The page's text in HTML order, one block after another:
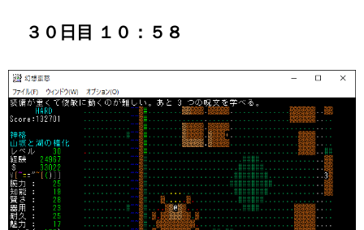
３０日目 １０：５８